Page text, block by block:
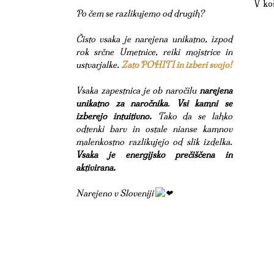
Po čem se razlikujemo od drugih?
Čisto vsaka je narejena unikatno, izpod
rok srčne Umetnice, reiki mojstrice in
ustvarjalke.Zato POHITI in izberi svojo!
Vsaka zapestnica je ob naročilu narejena
unikatno za naročnika.
Vsi kamni se
izberejo intuitivno.Tako da se lahko
odtenki barv in ostale nianse kamnov
malenkostno razlikujejo od slik izdelka.
Vsaka je energijsko prečiščena in
aktivirana.
Narejeno v Sloveniji
V